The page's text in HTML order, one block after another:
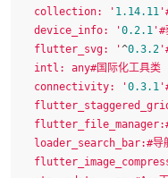
  collection: '
1.14.11
  device_info: '
0.2.1 '#
  flutter_svg: '
^0.3.2
  intl: any#国际化工具类
  connectivity: '
0.3.1
loader_search_bar:#导